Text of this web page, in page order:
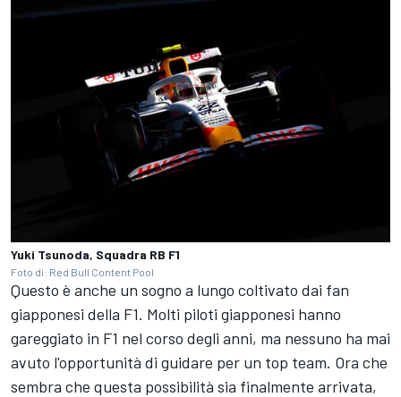
Yuki Tsunoda, Squadra RB F1
Foto di: Red Bull Content Pool
Questo è anche un sogno a lungo coltivato dai fan
giapponesi della F1. Molti piloti giapponesi hanno
gareggiato in F1 nel corso degli anni, ma nessuno ha mai
avuto l'opportunità di guidare per un top team. Ora che
sembra che questa possibilità sia finalmente arrivata,